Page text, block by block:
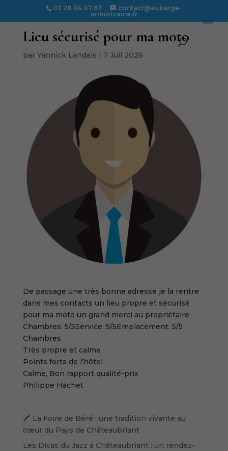
02 28 04 07 67
contact@auberge-
armoricaine.fr
Lieu sécurisé pour ma moto
par Yannick Landais | 7 Juil 2026
De passage une très bonne adresse je la rentre
dans mes contacts un lieu propre et sécurisé
pour ma moto un grand merci au propriétaire
Chambres: 5/5Service: 5/5Emplacement: 5/5
Chambres
Très propre et calme
Points forts de l’hôtel
Calme, Bon rapport qualité-prix
Philippe Hachet
🖍️ La Foire de Béré : une tradition vivante au
cœur du Pays de Châteaubriant
Les Divas du Jazz à Châteaubriant : un rendez-